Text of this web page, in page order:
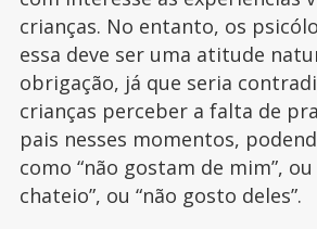
crianças. No entanto, os
essa deve ser uma atitude
obrigação, já que seria
crianças perceber a falta de
pais nesses momentos,
como “não gostam de mim”, ou
chateio”, ou “não gosto deles”.